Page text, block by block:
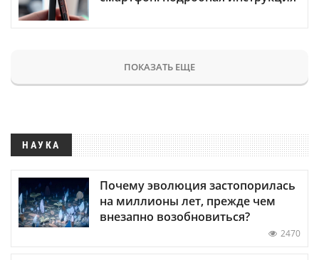
ПОКАЗАТЬ ЕЩЕ
НАУКА
Почему эволюция застопорилась
на миллионы лет, прежде чем
внезапно возобновиться?
2470